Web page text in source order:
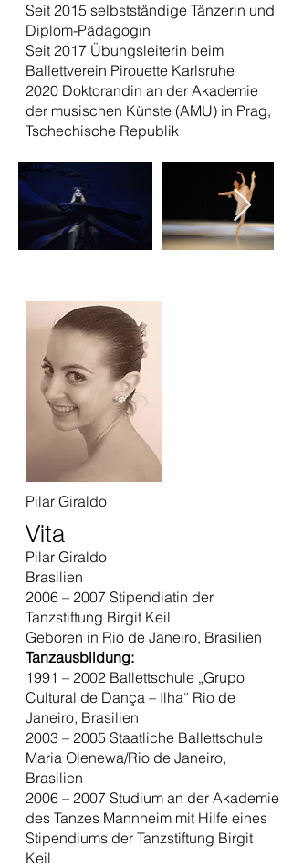
Seit 2015 selbstständige Tänzerin und
Diplom-Pädagogin
Seit 2017 Übungsleiterin beim
Ballettverein Pirouette Karlsruhe
2020 Doktorandin an der Akademie
der musischen Künste (AMU) in Prag,
Tschechische Republik
Pilar Giraldo
Vita
Pilar Giraldo
Brasilien
2006 – 2007 Stipendiatin der
Tanzstiftung Birgit Keil
Geboren in Rio de Janeiro, Brasilien
Tanzausbildung:
1991 – 2002 Ballettschule „Grupo
Cultural de Dança – Ilha“ Rio de
Janeiro, Brasilien
2003 – 2005 Staatliche Ballettschule
Maria Olenewa/Rio de Janeiro,
Brasilien
2006 – 2007 Studium an der Akademie
des Tanzes Mannheim mit Hilfe eines
Stipendiums der Tanzstiftung Birgit
Keil